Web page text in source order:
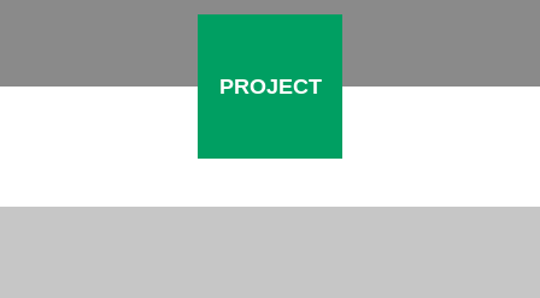
PROJECT